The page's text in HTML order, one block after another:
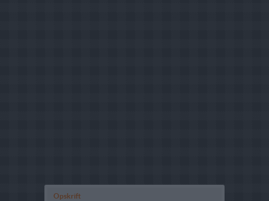
Opskrift